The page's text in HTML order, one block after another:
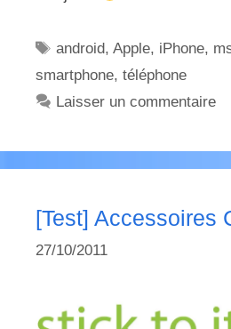
Étiquettes
android,Apple, iPhone,
smartphone, téléphone
Laisser un commentaire
[Test] Accessoires
27/10/2011